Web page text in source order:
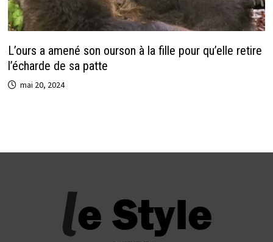
L’ours a amené son ourson à la fille pour qu’elle retire
l’écharde de sa patte
mai 20, 2024